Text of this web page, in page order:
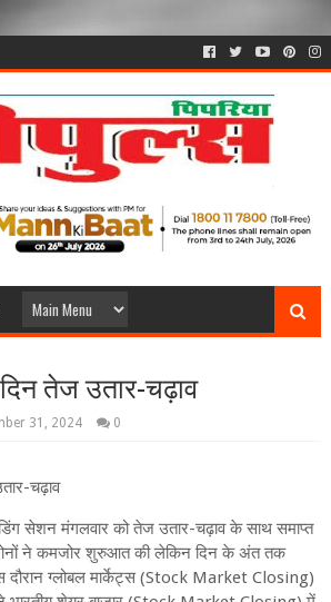
तेज उतार-चढ़ाव
31, 2024 0
चढ़ाव
सेशन मंगलवार को तेज उतार-चढ़ाव के साथ समाप्त
ने कमजोर शुरुआत की लेकिन दिन के अंत तक
दौरान ग्लोबल मार्केट्स (Stock Market Closing)